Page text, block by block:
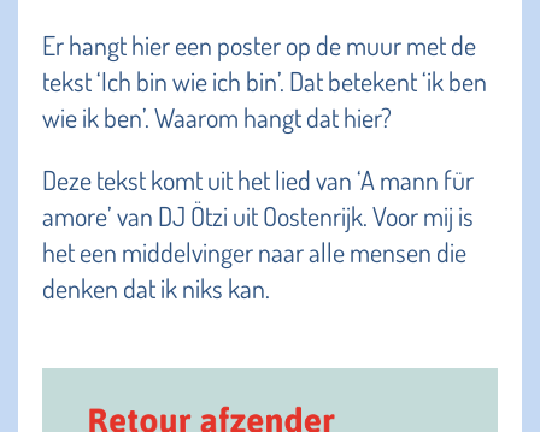
Er hangt hier een poster op de muur met de
tekst ‘Ich bin wie ich bin’. Dat betekent ‘ik ben
wie ik ben’. Waarom hangt dat hier?
Deze tekst komt uit het lied van ‘A mann für
amore’ van DJ Ötzi uit Oostenrijk. Voor mij is
het een middelvinger naar alle mensen die
denken dat ik niks kan.